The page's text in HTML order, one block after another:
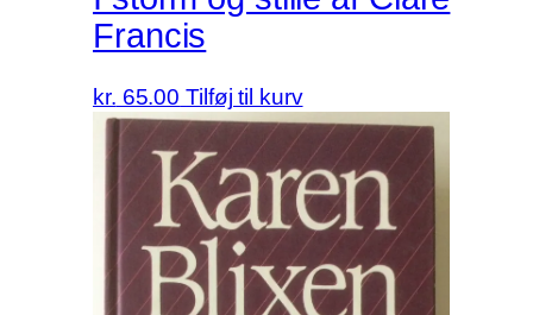
Francis
kr. 65.00 Tilføj til kurv